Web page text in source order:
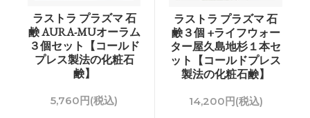
ラストラ プラズマ 石
鹸 AURA-MUオーラム
３個セット【コールド
プレス製法の化粧石
鹸】
5,760円(税込)
ラストラ プラズマ 石
鹸３個 +ライフウォー
ター屋久島地杉１本セ
ット【コールドプレス
製法の化粧石鹸】
14,200円(税込)